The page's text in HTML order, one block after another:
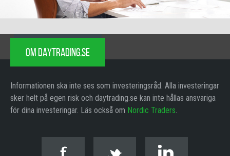
OM DAYTRADING.SE
Informationen ska inte ses som investeringsråd. Alla investeringar
sker helt på egen risk och daytrading.se kan inte hållas ansvariga
för dina investeringar. Läs också om Nordic Traders.